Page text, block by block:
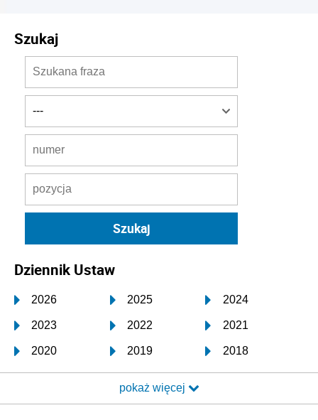
Szukaj
Dziennik Ustaw
2026 2025 2024
2023 2022 2021
2020 2019 2018
2017 2016 2015
2014 2013 2012
pokaż więcej